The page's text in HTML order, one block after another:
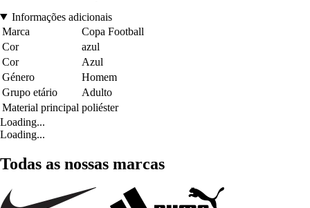
Informações adicionais
Marca
Copa Football
Cor
azul
Cor
Azul
Género
Homem
Grupo etário
Adulto
Material principal poliéster
Loading...
Loading...
Todas as nossas marcas